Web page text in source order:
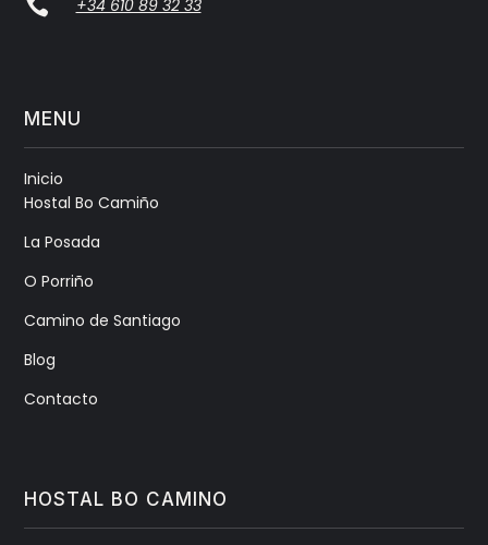
 +34 610 89 32 33
MENU
Inicio
Hostal Bo Camiño
La Posada
O Porriño
Camino de Santiago
Blog
Contacto
HOSTAL BO CAMINO